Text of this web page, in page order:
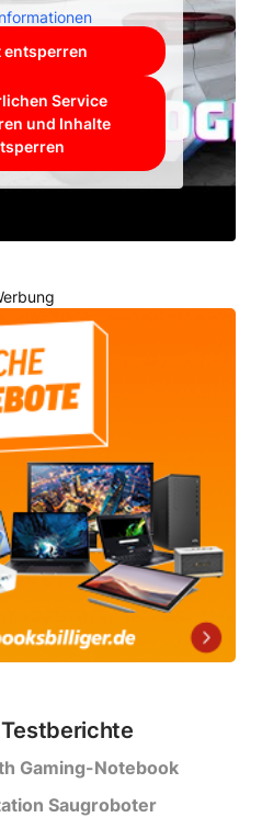
entsperren
Service
und Inhalte
Gaming-Notebook
Saugroboter